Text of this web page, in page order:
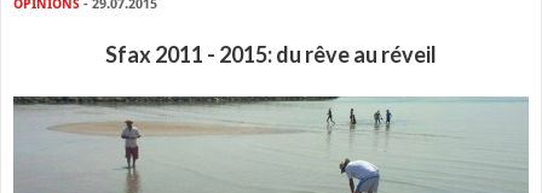
OPINIONS - 29.07.2015
Sfax 2011 - 2015: du rêve au réveil